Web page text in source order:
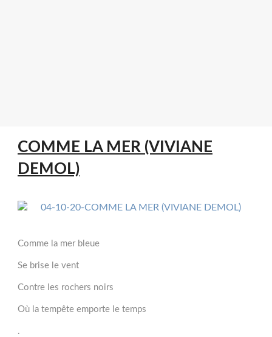
COMME LA MER (VIVIANE
DEMOL)
Comme la mer bleue
Se brise le vent
Contre les rochers noirs
Où la tempête emporte le temps
.